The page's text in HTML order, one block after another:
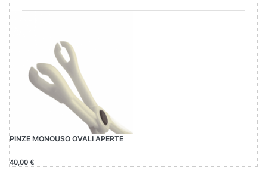
PINZE MONOUSO OVALI APERTE
40,00 €